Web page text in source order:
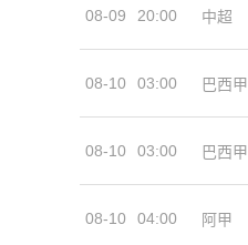
08-09 20:00 中超
08-10 03:00 巴西甲
08-10 03:00 巴西甲
08-10 04:00 阿甲